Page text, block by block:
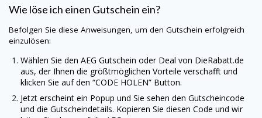
Wie löse ich einen Gutschein ein?
Befolgen Sie diese Anweisungen, um den Gutschein erfolgreich
einzulösen:
Wählen Sie den AEG Gutschein oder Deal von DieRabatt.de
aus, der Ihnen die größtmöglichen Vorteile verschafft und
klicken Sie auf den “CODE HOLEN” Button.
Jetzt erscheint ein Popup und Sie sehen den Gutscheincode
und die Gutscheindetails. Kopieren Sie diesen Code und wir